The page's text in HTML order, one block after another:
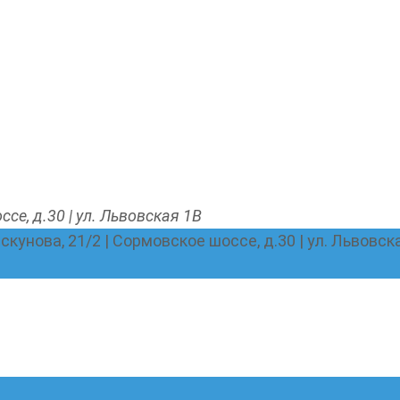
д.30 | ул. Львовская 1В
21/2 | Сормовское шоссе, д.30 | ул.